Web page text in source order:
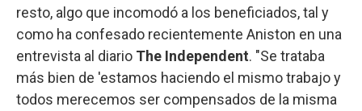
resto, algo que incomodó a los beneficiados, tal y
como ha confesado recientemente Aniston en una
entrevista al diario The Independent. "Se trataba
más bien de 'estamos haciendo el mismo trabajo y
todos merecemos ser compensados de la misma